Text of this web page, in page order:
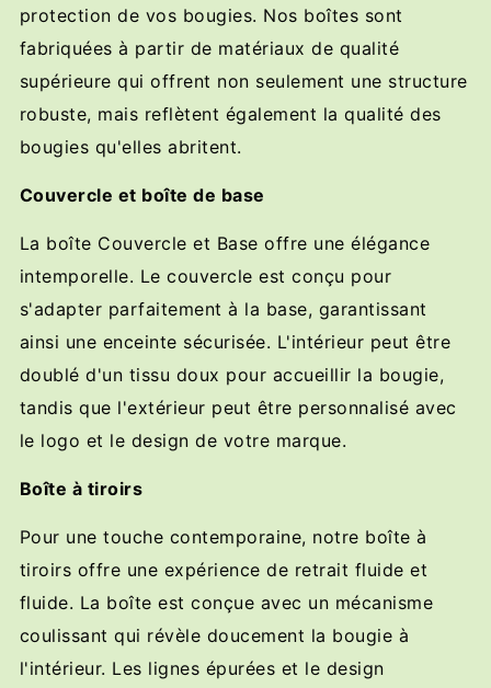
protection de vos bougies. Nos boîtes sont
fabriquées à partir de matériaux de qualité
supérieure qui offrent non seulement une structure
robuste, mais reflètent également la qualité des
bougies qu'elles abritent.
Couvercle et boîte de base
La boîte Couvercle et Base offre une élégance
intemporelle. Le couvercle est conçu pour
s'adapter parfaitement à la base, garantissant
ainsi une enceinte sécurisée. L'intérieur peut être
doublé d'un tissu doux pour accueillir la bougie,
tandis que l'extérieur peut être personnalisé avec
le logo et le design de votre marque.
Boîte à tiroirs
Pour une touche contemporaine, notre boîte à
tiroirs offre une expérience de retrait fluide et
fluide. La boîte est conçue avec un mécanisme
coulissant qui révèle doucement la bougie à
l'intérieur. Les lignes épurées et le design